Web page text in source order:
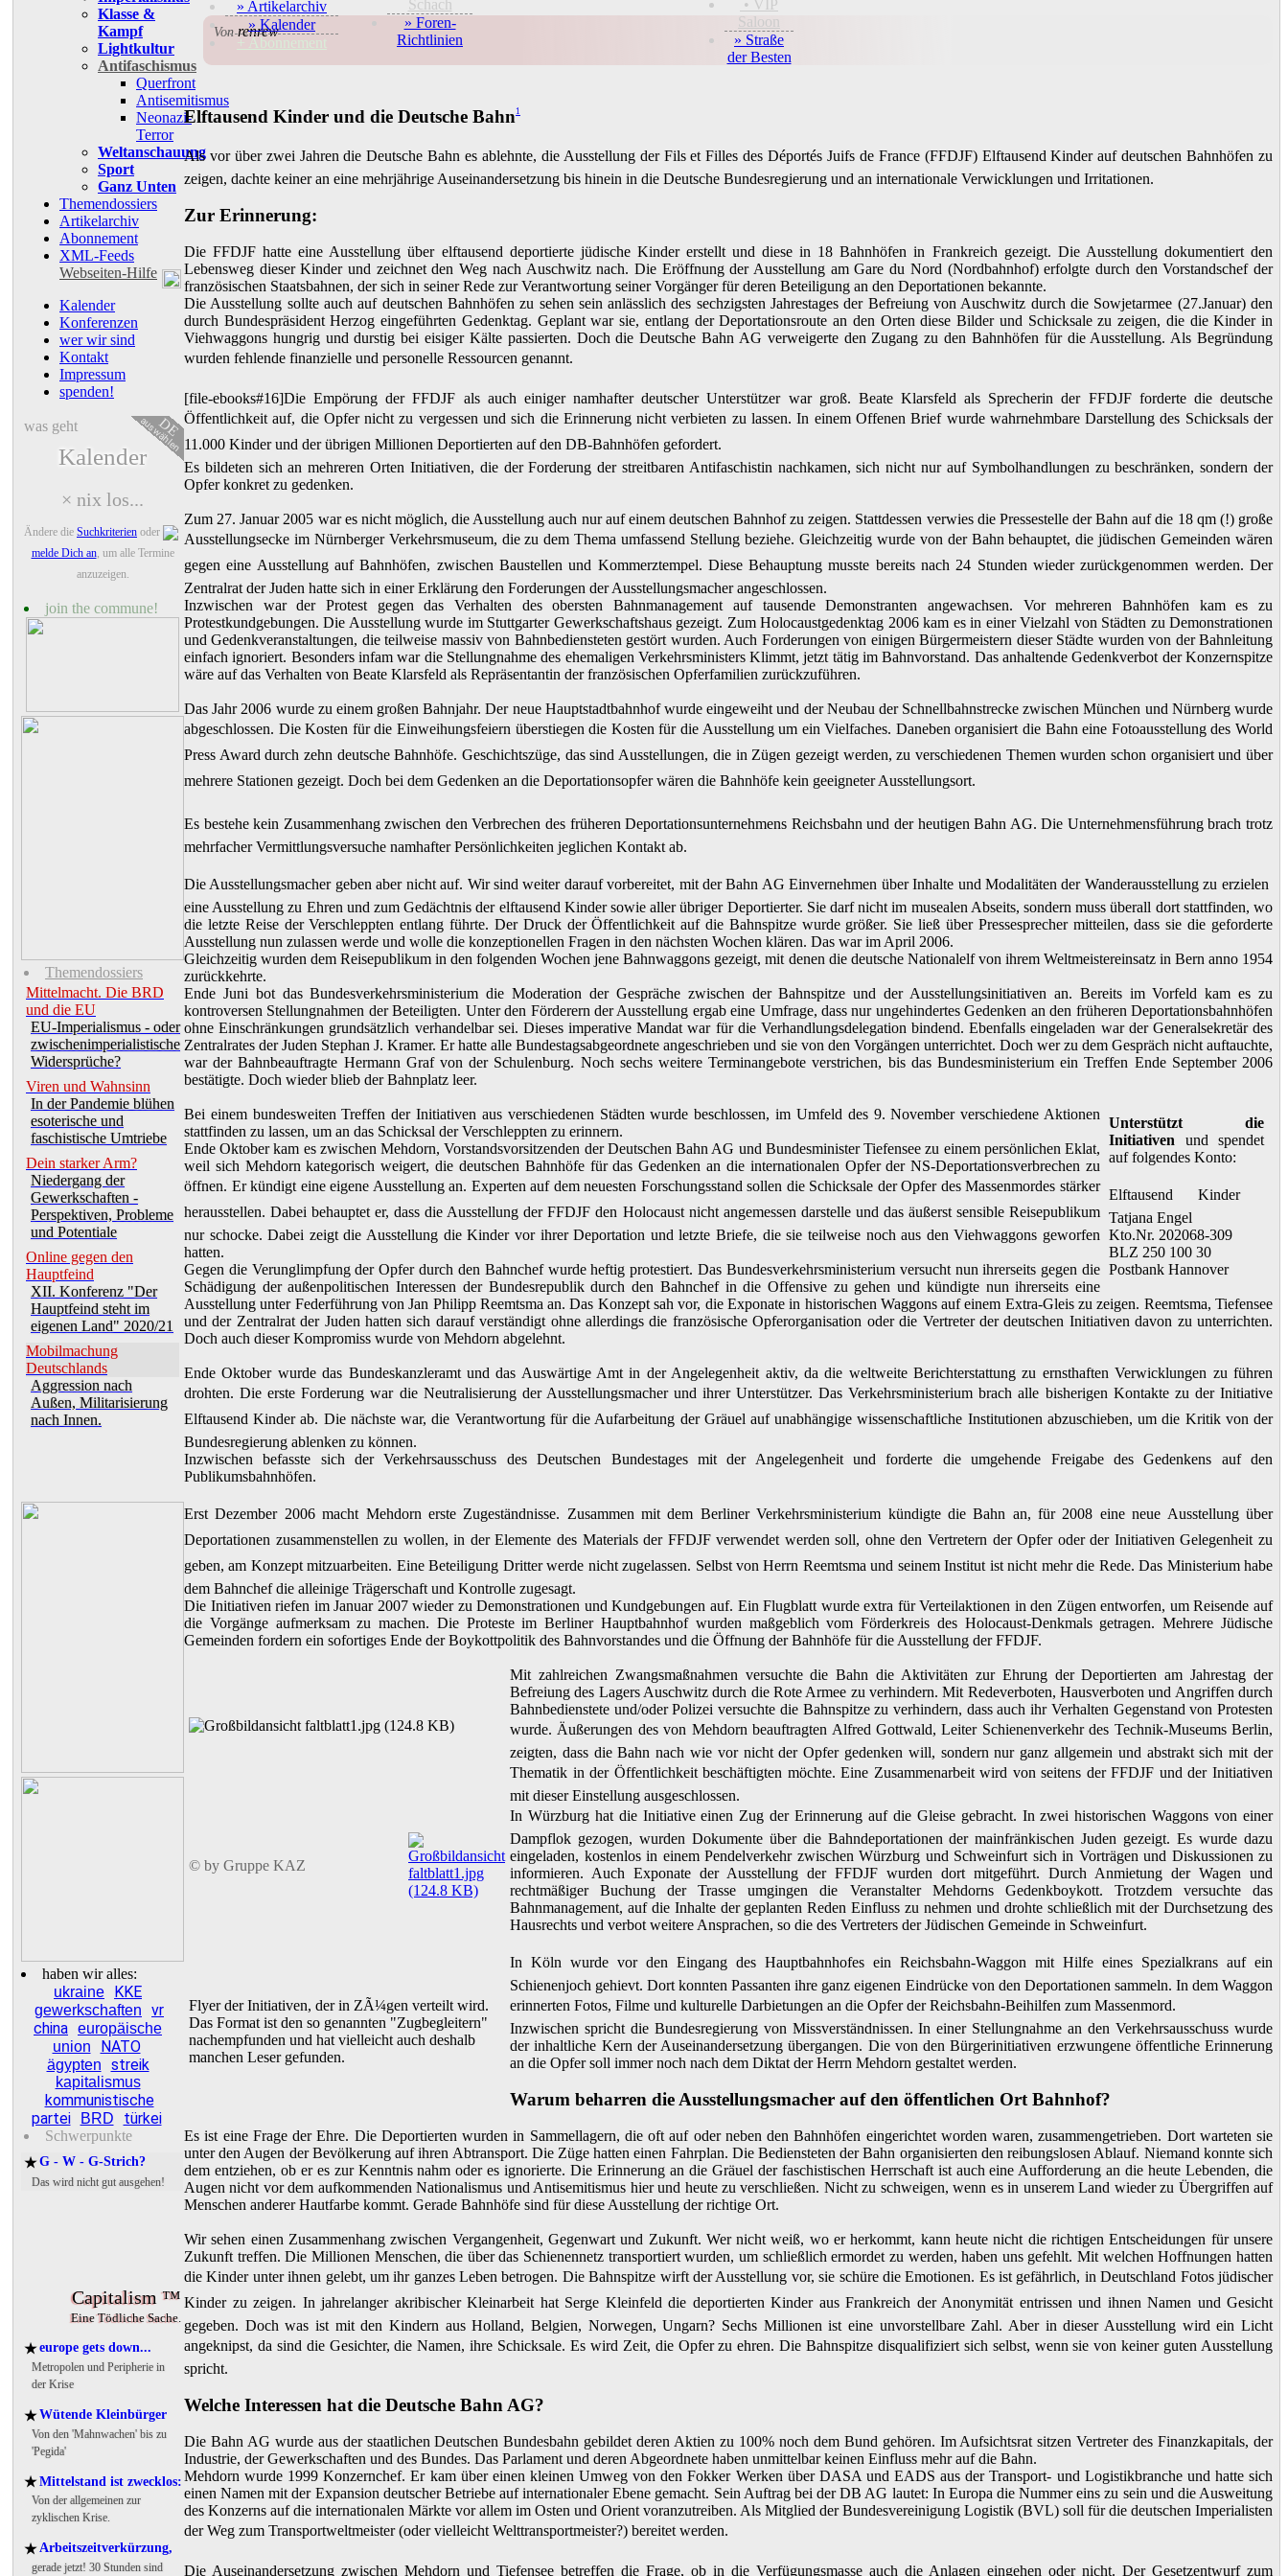
» Artikelarchiv
» Kalender
+ Abonnement
Schach
» Foren-
Richtlinien
• VIP
Saloon
» Straße
der Besten
Klasse &
Kampf
Lightkultur
Antifaschismus
Querfront
Antisemitismus
Neonazi-
Terror
Weltanschauung
Sport
Ganz Unten
Themendossiers
Artikelarchiv
Abonnement
XML-Feeds
Webseiten-Hilfe
Kalender
Konferenzen
wer wir sind
Kontakt
Impressum
spenden!
DE
auswählen
was geht
Kalender
× nix los...
Ändere die Suchkriterien oder
melde Dich an, um alle Termine
anzuzeigen.
join the commune!
Themendossiers
Mittelmacht. Die BRD
und die EU
EU-Imperialismus - oder
zwischenimperialistische
Widersprüche?
Viren und Wahnsinn
In der Pandemie blühen
esoterische und
faschistische Umtriebe
Dein starker Arm?
Niedergang der
Gewerkschaften -
Perspektiven, Probleme
und Potentiale
Online gegen den
Hauptfeind
XII. Konferenz "Der
Hauptfeind steht im
eigenen Land" 2020/21
Mobilmachung
Deutschlands
Aggression nach
Außen, Militarisierung
nach Innen.
haben wir alles:
ukraine
KKE
gewerkschaften
vr
china europäische
union
NATO
ägypten streik
kapitalismus
kommunistische
partei
BRD türkei
Schwerpunkte
★ G - W - G-Strich?
Das wird nicht gut ausgehen!
Capitalism ™
Eine Tödliche Sache.
★ europe gets down...
Metropolen und Peripherie in
der Krise
★ Wütende Kleinbürger
Von den 'Mahnwachen' bis zu
'Pegida'
★ Mittelstand ist zwecklos:
Von der allgemeinen zur
zyklischen Krise.
★ Arbeitszeitverkürzung,
gerade jetzt! 30 Stunden sind
Vonrenrew
Elftausend Kinder und die Deutsche Bahn 1
Als vor über zwei Jahren die Deutsche Bahn es ablehnte, die Ausstellung der Fils et Filles des Déportés Juifs de France (FFDJF) Elftausend Kinder auf deutschen Bahnhöfen zu
zeigen, dachte keiner an eine mehrjährige Auseinandersetzung bis hinein in die Deutsche Bundesregierung und an internationale Verwicklungen und Irritationen.
Zur Erinnerung:
Die FFDJF hatte eine Ausstellung über elftausend deportierte jüdische Kinder erstellt und diese in 18 Bahnhöfen in Frankreich gezeigt. Die Ausstellung dokumentiert den
Lebensweg dieser Kinder und zeichnet den Weg nach Auschwitz nach. Die Eröffnung der Ausstellung am Gare du Nord (Nordbahnhof) erfolgte durch den Vorstandschef der
französischen Staatsbahnen, der sich in seiner Rede zur Verantwortung seiner Vorgänger für deren Beteiligung an den Deportationen bekannte.
Die Ausstellung sollte auch auf deutschen Bahnhöfen zu sehen sein anlässlich des sechzigsten Jahrestages der Befreiung von Auschwitz durch die Sowjetarmee (27.Januar) den
durch Bundespräsident Herzog eingeführten Gedenktag. Geplant war sie, entlang der Deportationsroute an den Orten diese Bilder und Schicksale zu zeigen, die die Kinder in
Viehwaggons hungrig und durstig bei eisiger Kälte passierten. Doch die Deutsche Bahn AG verweigerte den Zugang zu den Bahnhöfen für die Ausstellung. Als Begründung
wurden fehlende finanzielle und personelle Ressourcen genannt.
[file-ebooks#16]Die Empörung der FFDJF als auch einiger namhafter deutscher Unterstützer war groß. Beate Klarsfeld als Sprecherin der FFDJF forderte die deutsche
Öffentlichkeit auf, die Opfer nicht zu vergessen und sich die Erinnerung nicht verbieten zu lassen. In einem Offenen Brief wurde wahrnehmbare Darstellung des Schicksals der
11.000 Kinder und der übrigen Millionen Deportierten auf den DB-Bahnhöfen gefordert.
Es bildeten sich an mehreren Orten Initiativen, die der Forderung der streitbaren Antifaschistin nachkamen, sich nicht nur auf Symbolhandlungen zu beschränken, sondern der
Opfer konkret zu gedenken.
Zum 27. Januar 2005 war es nicht möglich, die Ausstellung auch nur auf einem deutschen Bahnhof zu zeigen. Stattdessen verwies die Pressestelle der Bahn auf die 18 qm (!) große
Ausstellungsecke im Nürnberger Verkehrsmuseum, die zu dem Thema umfassend Stellung beziehe. Gleichzeitig wurde von der Bahn behauptet, die jüdischen Gemeinden wären
gegen eine Ausstellung auf Bahnhöfen, zwischen Baustellen und Kommerztempel. Diese Behauptung musste bereits nach 24 Stunden wieder zurückgenommen werden. Der
Zentralrat der Juden hatte sich in einer Erklärung den Forderungen der Ausstellungsmacher angeschlossen.
Inzwischen war der Protest gegen das Verhalten des obersten Bahnmanagement auf tausende Demonstranten angewachsen. Vor mehreren Bahnhöfen kam es zu
Protestkundgebungen. Die Ausstellung wurde im Stuttgarter Gewerkschaftshaus gezeigt. Zum Holocaustgedenktag 2006 kam es in einer Vielzahl von Städten zu Demonstrationen
und Gedenkveranstaltungen, die teilweise massiv von Bahnbediensteten gestört wurden. Auch Forderungen von einigen Bürgermeistern dieser Städte wurden von der Bahnleitung
einfach ignoriert. Besonders infam war die Stellungnahme des ehemaligen Verkehrsministers Klimmt, jetzt tätig im Bahnvorstand. Das anhaltende Gedenkverbot der Konzernspitze
wäre auf das Verhalten von Beate Klarsfeld als Repräsentantin der französischen Opferfamilien zurückzuführen.
Das Jahr 2006 wurde zu einem großen Bahnjahr. Der neue Hauptstadtbahnhof wurde eingeweiht und der Neubau der Schnellbahnstrecke zwischen München und Nürnberg wurde
abgeschlossen. Die Kosten für die Einweihungsfeiern überstiegen die Kosten für die Ausstellung um ein Vielfaches. Daneben organisiert die Bahn eine Fotoausstellung des World
Press Award durch zehn deutsche Bahnhöfe. Geschichtszüge, das sind Ausstellungen, die in Zügen gezeigt werden, zu verschiedenen Themen wurden schon organisiert und über
mehrere Stationen gezeigt. Doch bei dem Gedenken an die Deportationsopfer wären die Bahnhöfe kein geeigneter Ausstellungsort.
Es bestehe kein Zusammenhang zwischen den Verbrechen des früheren Deportationsunternehmens Reichsbahn und der heutigen Bahn AG. Die Unternehmensführung brach trotz
mehrfacher Vermittlungsversuche namhafter Persönlichkeiten jeglichen Kontakt ab.
Die Ausstellungsmacher geben aber nicht auf. Wir sind weiter darauf vorbereitet, mit der Bahn AG Einvernehmen über Inhalte und Modalitäten der Wanderausstellung zu erzielen 
eine Ausstellung zu Ehren und zum Gedächtnis der elftausend Kinder sowie aller übriger Deportierter. Sie darf nicht im musealen Abseits, sondern muss überall dort stattfinden, wo
die letzte Reise der Verschleppten entlang führte. Der Druck der Öffentlichkeit auf die Bahnspitze wurde größer. Sie ließ über Pressesprecher mitteilen, dass sie die geforderte
Ausstellung nun zulassen werde und wolle die konzeptionellen Fragen in den nächsten Wochen klären. Das war im April 2006.
Gleichzeitig wurden dem Reisepublikum in den folgenden Wochen jene Bahnwaggons gezeigt, mit denen die deutsche Nationalelf von ihrem Weltmeistereinsatz in Bern anno 1954
zurückkehrte.
Ende Juni bot das Bundesverkehrsministerium die Moderation der Gespräche zwischen der Bahnspitze und der Ausstellungsinitiativen an. Bereits im Vorfeld kam es zu
kontroversen Stellungnahmen der Beteiligten. Unter den Förderern der Ausstellung ergab eine Umfrage, dass nur ungehindertes Gedenken an den früheren Deportationsbahnhöfen
ohne Einschränkungen grundsätzlich verhandelbar sei. Dieses imperative Mandat war für die Verhandlungsdelegation bindend. Ebenfalls eingeladen war der Generalsekretär des
Zentralrates der Juden Stephan J. Kramer. Er hatte alle Bundestagsabgeordnete angeschrieben und sie von den Vorgängen unterrichtet. Doch wer zu dem Gespräch nicht auftauchte,
war der Bahnbeauftragte Hermann Graf von der Schulenburg. Noch sechs weitere Terminangebote verstrichen, bis das Bundesministerium ein Treffen Ende September 2006
bestätigte. Doch wieder blieb der Bahnplatz leer.
Unterstützt die
Initiativen und spendet
auf folgendes Konto:
Elftausend Kinder 
Tatjana Engel
Kto.Nr. 202068-309
BLZ 250 100 30
Postbank Hannover
Bei einem bundesweiten Treffen der Initiativen aus verschiedenen Städten wurde beschlossen, im Umfeld des 9. November verschiedene Aktionen
stattfinden zu lassen, um an das Schicksal der Verschleppten zu erinnern.
Ende Oktober kam es zwischen Mehdorn, Vorstandsvorsitzenden der Deutschen Bahn AG und Bundesminister Tiefensee zu einem persönlichen Eklat,
weil sich Mehdorn kategorisch weigert, die deutschen Bahnhöfe für das Gedenken an die internationalen Opfer der NS-Deportationsverbrechen zu
öffnen. Er kündigt eine eigene Ausstellung an. Experten auf dem neuesten Forschungsstand sollen die Schicksale der Opfer des Massenmordes stärker
herausstellen. Dabei behauptet er, dass die Ausstellung der FFDJF den Holocaust nicht angemessen darstelle und das äußerst sensible Reisepublikum
nur schocke. Dabei zeigt die Ausstellung die Kinder vor ihrer Deportation und letzte Briefe, die sie teilweise noch aus den Viehwaggons geworfen
hatten.
Gegen die Verunglimpfung der Opfer durch den Bahnchef wurde heftig protestiert. Das Bundesverkehrsministerium versucht nun ihrerseits gegen die
Schädigung der außenpolitischen Interessen der Bundesrepublik durch den Bahnchef in die Offensive zu gehen und kündigte nun ihrerseits eine
Ausstellung unter Federführung von Jan Philipp Reemtsma an. Das Konzept sah vor, die Exponate in historischen Waggons auf einem Extra-Gleis zu zeigen. Reemtsma, Tiefensee
und der Zentralrat der Juden hatten sich darauf verständigt ohne allerdings die französische Opferorganisation oder die Vertreter der deutschen Initiativen davon zu unterrichten.
Doch auch dieser Kompromiss wurde von Mehdorn abgelehnt.
Ende Oktober wurde das Bundeskanzleramt und das Auswärtige Amt in der Angelegenheit aktiv, da die weltweite Berichterstattung zu ernsthaften Verwicklungen zu führen
drohten. Die erste Forderung war die Neutralisierung der Ausstellungsmacher und ihrer Unterstützer. Das Verkehrsministerium brach alle bisherigen Kontakte zu der Initiative
Elftausend Kinder ab. Die nächste war, die Verantwortung für die Aufarbeitung der Gräuel auf unabhängige wissenschaftliche Institutionen abzuschieben, um die Kritik von der
Bundesregierung ablenken zu können.
Inzwischen befasste sich der Verkehrsausschuss des Deutschen Bundestages mit der Angelegenheit und forderte die umgehende Freigabe des Gedenkens auf den
Publikumsbahnhöfen.
Erst Dezember 2006 macht Mehdorn erste Zugeständnisse. Zusammen mit dem Berliner Verkehrsministerium kündigte die Bahn an, für 2008 eine neue Ausstellung über
Deportationen zusammenstellen zu wollen, in der Elemente des Materials der FFDJF verwendet werden soll, ohne den Vertretern der Opfer oder der Initiativen Gelegenheit zu
geben, am Konzept mitzuarbeiten. Eine Beteiligung Dritter werde nicht zugelassen. Selbst von Herrn Reemtsma und seinem Institut ist nicht mehr die Rede. Das Ministerium habe
dem Bahnchef die alleinige Trägerschaft und Kontrolle zugesagt.
Die Initiativen riefen im Januar 2007 wieder zu Demonstrationen und Kundgebungen auf. Ein Flugblatt wurde extra für Verteilaktionen in den Zügen entworfen, um Reisende auf
die Vorgänge aufmerksam zu machen. Die Proteste im Berliner Hauptbahnhof wurden maßgeblich vom Förderkreis des Holocaust-Denkmals getragen. Mehrere Jüdische
Gemeinden fordern ein sofortiges Ende der Boykottpolitik des Bahnvorstandes und die Öffnung der Bahnhöfe für die Ausstellung der FFDJF.
© by Gruppe KAZ
Flyer der Initiativen, der in ZÃ¼gen verteilt wird.
Das Format ist den so genannten "Zugbegleitern"
nachempfunden und hat vielleicht auch deshalb
manchen Leser gefunden.
Mit zahlreichen Zwangsmaßnahmen versuchte die Bahn die Aktivitäten zur Ehrung der Deportierten am Jahrestag der
Befreiung des Lagers Auschwitz durch die Rote Armee zu verhindern. Mit Redeverboten, Hausverboten und Angriffen durch
Bahnbedienstete und/oder Polizei versuchte die Bahnspitze zu verhindern, dass auch ihr Verhalten Gegenstand von Protesten
wurde. Äußerungen des von Mehdorn beauftragten Alfred Gottwald, Leiter Schienenverkehr des Technik-Museums Berlin,
zeigten, dass die Bahn nach wie vor nicht der Opfer gedenken will, sondern nur ganz allgemein und abstrakt sich mit der
Thematik in der Öffentlichkeit beschäftigten möchte. Eine Zusammenarbeit wird von seitens der FFDJF und der Initiativen
mit dieser Einstellung ausgeschlossen.
In Würzburg hat die Initiative einen Zug der Erinnerung auf die Gleise gebracht. In zwei historischen Waggons von einer
Dampflok gezogen, wurden Dokumente über die Bahndeportationen der mainfränkischen Juden gezeigt. Es wurde dazu
eingeladen, kostenlos in einem Pendelverkehr zwischen Würzburg und Schweinfurt sich in Vorträgen und Diskussionen zu
informieren. Auch Exponate der Ausstellung der FFDJF wurden dort mitgeführt. Durch Anmietung der Wagen und
rechtmäßiger Buchung der Trasse umgingen die Veranstalter Mehdorns Gedenkboykott. Trotzdem versuchte das
Bahnmanagement, auf die Inhalte der geplanten Reden Einfluss zu nehmen und drohte schließlich mit der Durchsetzung des
Hausrechts und verbot weitere Ansprachen, so die des Vertreters der Jüdischen Gemeinde in Schweinfurt.
In Köln wurde vor den Eingang des Hauptbahnhofes ein Reichsbahn-Waggon mit Hilfe eines Spezialkrans auf ein
Schienenjoch gehievt. Dort konnten Passanten ihre ganz eigenen Eindrücke von den Deportationen sammeln. In dem Waggon
erinnerten Fotos, Filme und kulturelle Darbietungen an die Opfer der Reichsbahn-Beihilfen zum Massenmord.
Inzwischen spricht die Bundesregierung von Missverständnissen. In einer Stellungnahme an den Verkehrsausschuss wurde
der inhaltliche Kern der Auseinandersetzung übergangen. Die von den Bürgerinitiativen erzwungene öffentliche Erinnerung
an die Opfer soll immer noch nach dem Diktat der Herrn Mehdorn gestaltet werden.
Warum beharren die Ausstellungsmacher auf den öffentlichen Ort Bahnhof?
Es ist eine Frage der Ehre. Die Deportierten wurden in Sammellagern, die oft auf oder neben den Bahnhöfen eingerichtet worden waren, zusammengetrieben. Dort warteten sie
unter den Augen der Bevölkerung auf ihren Abtransport. Die Züge hatten einen Fahrplan. Die Bediensteten der Bahn organisierten den reibungslosen Ablauf. Niemand konnte sich
dem entziehen, ob er es zur Kenntnis nahm oder es ignorierte. Die Erinnerung an die Gräuel der faschistischen Herrschaft ist auch eine Aufforderung an die heute Lebenden, die
Augen nicht vor dem aufkommenden Nationalismus und Antisemitismus hier und heute zu verschließen. Nicht zu schweigen, wenn es in unserem Land wieder zu Übergriffen auf
Menschen anderer Hautfarbe kommt. Gerade Bahnhöfe sind für diese Ausstellung der richtige Ort.
Wir sehen einen Zusammenhang zwischen Vergangenheit, Gegenwart und Zukunft. Wer nicht weiß, wo er herkommt, kann heute nicht die richtigen Entscheidungen für unsere
Zukunft treffen. Die Millionen Menschen, die über das Schienennetz transportiert wurden, um schließlich ermordet zu werden, haben uns gefehlt. Mit welchen Hoffnungen hatten
die Kinder unter ihnen gelebt, um ihr ganzes Leben betrogen. Die Bahnspitze wirft der Ausstellung vor, sie schüre die Emotionen. Es ist gefährlich, in Deutschland Fotos jüdischer
Kinder zu zeigen. In jahrelanger akribischer Kleinarbeit hat Serge Kleinfeld die deportierten Kinder aus Frankreich der Anonymität entrissen und ihnen Namen und Gesicht
gegeben. Doch was ist mit den Kindern aus Holland, Belgien, Norwegen, Ungarn? Sechs Millionen ist eine unvorstellbare Zahl. Aber in dieser Ausstellung wird ein Licht
angeknipst, da sind die Gesichter, die Namen, ihre Schicksale. Es wird Zeit, die Opfer zu ehren. Die Bahnspitze disqualifiziert sich selbst, wenn sie von keiner guten Ausstellung
spricht.
Welche Interessen hat die Deutsche Bahn AG?
Die Bahn AG wurde aus der staatlichen Deutschen Bundesbahn gebildet deren Aktien zu 100% noch dem Bund gehören. Im Aufsichtsrat sitzen Vertreter des Finanzkapitals, der
Industrie, der Gewerkschaften und des Bundes. Das Parlament und deren Abgeordnete haben unmittelbar keinen Einfluss mehr auf die Bahn.
Mehdorn wurde 1999 Konzernchef. Er kam über einen kleinen Umweg von den Fokker Werken über DASA und EADS aus der Transport- und Logistikbranche und hatte sich
einen Namen mit der Expansion deutscher Betriebe auf internationaler Ebene gemacht. Sein Auftrag bei der DB AG lautet: In Europa die Nummer eins zu sein und die Ausweitung
des Konzerns auf die internationalen Märkte vor allem im Osten und Orient voranzutreiben. Als Mitglied der Bundesvereinigung Logistik (BVL) soll für die deutschen Imperialisten
der Weg zum Transportweltmeister (oder vielleicht Welttransportmeister?) bereitet werden.
Die Auseinandersetzung zwischen Mehdorn und Tiefensee betreffen die Frage, ob in die Verfügungsmasse auch die Anlagen eingehen oder nicht. Der Gesetzentwurf zum